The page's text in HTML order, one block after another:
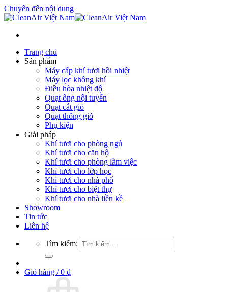
Chuyển đến nội dung
Trang chủ
Sản phẩm
Máy cấp khí tươi hồi nhiệt
Máy lọc không khí
Điều hòa nhiệt độ
Quạt ống nội tuyến
Quạt cắt gió
Quạt thông gió
Phụ kiện
Giải pháp
Khí tươi cho phòng ngủ
Khí tươi cho căn hộ
Khí tươi cho phòng làm việc
Khí tươi cho lớp học
Khí tươi cho nhà phố
Khí tươi cho biệt thự
Khí tươi cho nhà liền kề
Showroom
Tin tức
Liên hệ
Tìm kiếm:
Giỏ hàng /0 ₫